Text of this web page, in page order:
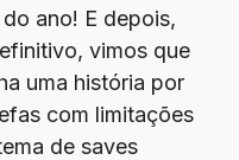
ano! E depois,
vimos que
uma história por
com limitações
de saves